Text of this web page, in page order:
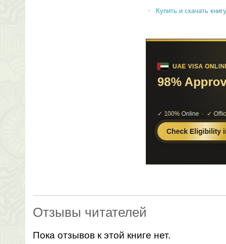
Купить и скачать
Отзывы читателей
Пока отзывов к этой книге нет.